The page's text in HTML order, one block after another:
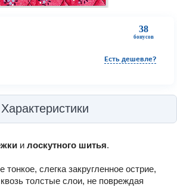
38
бонусов
Есть дешевле?
Характеристики
и лоскутного шитья.
тонкое, слегка закругленное острие,
толстые слои, не повреждая